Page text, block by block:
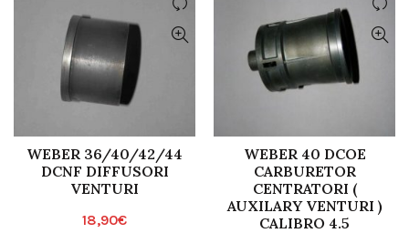
WEBER 36/40/42/44
DCNF DIFFUSORI
VENTURI
18,90€
WEBER 40 DCOE
CARBURETOR
CENTRATORI (
AUXILARY VENTURI )
CALIBRO 4.5